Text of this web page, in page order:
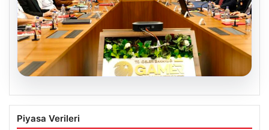
Organize suçla mücadele toplantısı.
İçişleri Bakanı Çiftçi: Hiçbir suç
Piyasa Verileri